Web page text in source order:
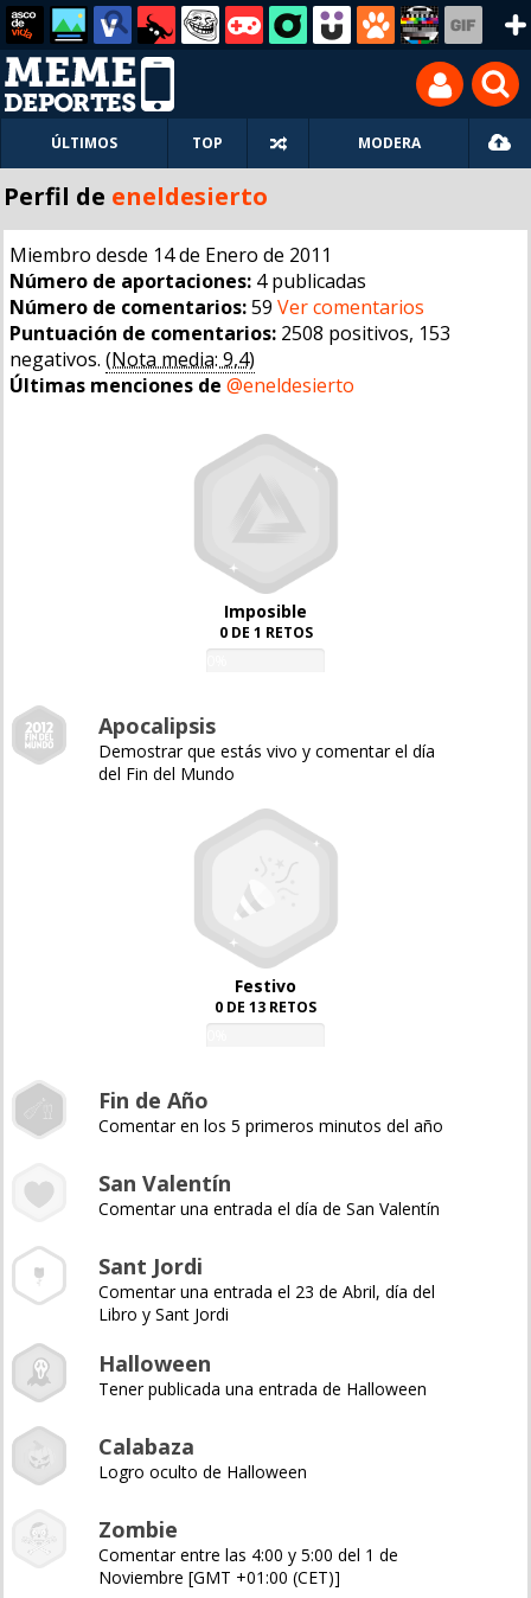
ÚLTIMOS TOP MODERA
Perfil de eneldesierto
Miembro desde 14 de Enero de 2011
Número de aportaciones: 4 publicadas
Número de comentarios:59 Ver comentarios
Puntuación de comentarios: 2508 positivos, 153
negativos. (Nota media: 9,4)
Últimas menciones de @eneldesierto
Imposible
0 DE 1 RETOS
Apocalipsis
Demostrar que estás vivo y comentar el día
del Fin del Mundo
Festivo
0 DE 13 RETOS
Fin de Año
Comentar en los 5 primeros minutos del año
San Valentín
Comentar una entrada el día de San Valentín
Sant Jordi
Comentar una entrada el 23 de Abril, día del
Libro y Sant Jordi
Halloween
Tener publicada una entrada de Halloween
Calabaza
Logro oculto de Halloween
Zombie
Comentar entre las 4:00 y 5:00 del 1 de
Noviembre [GMT +01:00 (CET)]